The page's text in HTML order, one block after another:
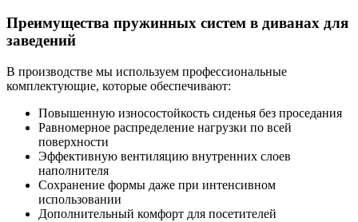
Преимущества пружинных систем в диванах для
заведений
В производстве мы используем профессиональные
комплектующие, которые обеспечивают:
Повышенную износостойкость сиденья без проседания
Равномерное распределение нагрузки по всей
поверхности
Эффективную вентиляцию внутренних слоев
наполнителя
Сохранение формы даже при интенсивном
использовании
Дополнительный комфорт для посетителей